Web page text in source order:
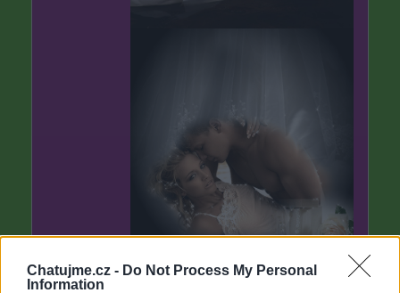
Chatujme.cz - Do Not Process My Personal
Information